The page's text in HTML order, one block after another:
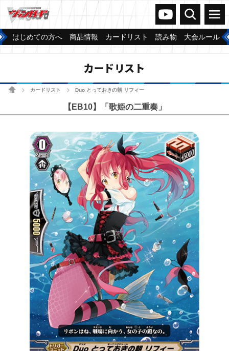
ヴァンガードch
検索 メニュー
はじめての方へ 商品情報 カードリスト 読み物 大会ルール
カードリスト
ホームカードリスト Duo とっておきの朝 リフィー
【EB10】「歌姫の二重奏」